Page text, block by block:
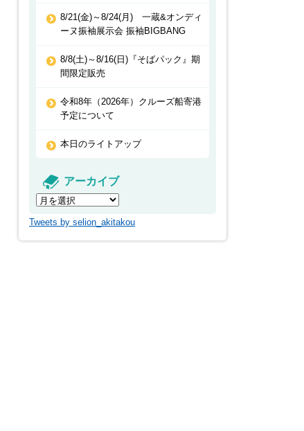
8/21(金)～8/24(月) 一蔵&オンディ
ーヌ振袖展示会 振袖BIGBANG
8/8(土)～8/16(日)『そばパック』期
間限定販売
令和8年（2026年）クルーズ船寄港
予定について
本日のライトアップ
アーカイブ
Tweets by selion_akitakou